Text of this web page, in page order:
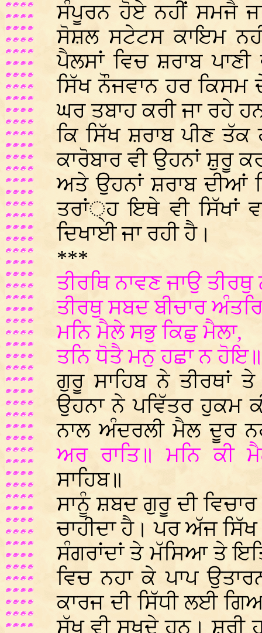
ਸੰਪੂਰਨ ਹੋਏ ਨਹੀਂ ਸਮਜੈ
ਸੋਸ਼ਲ ਸਟੇਟਸ ਕਾਇਮ
ਪੈਲਸਾਂ ਵਿਚ ਸ਼ਰਾਬ
ਸਿੱਖ ਨੌਜਵਾਨ ਹਰ
ਘਰ ਤਬਾਹ ਕਰੀ ਜਾ ਰਹੇ
ਕਿ ਸਿੱਖ ਸ਼ਰਾਬ ਪੀਣ
ਕਾਰੋਬਾਰ ਵੀ ਉਹਨਾਂ ਸ਼ੁਰੂ
ਅਤੇ ਉਹਨਾਂ ਸ਼ਰਾਬ ਦੀਆਂ
ਤਰਾਂ੍ਹ ਇਥੇ ਵੀ ਸਿੱਖਾਂ
ਦਿਖਾਈ ਜਾ ਰਹੀ ਹੈ।
***
ਤੀਰਥਿ ਨਾਵਣ ਜਾਉ ਤੀਰਥੁ
ਤੀਰਥੁ ਸਬਦ ਬੀਚਾਰ
ਮਨਿ ਮੈਲੇ ਸਭੁ ਕਿਛੁ ਮੈਲਾ,
ਤਨਿ ਧੋਤੈ ਮਨੁ ਹਛਾ ਨ
ਗੁਰੂ ਸਾਹਿਬ ਨੇ ਤੀਰਥਾਂ
ਉਹਨਾ ਨੇ ਪਵਿੱਤਰ ਹੁਕਮ
ਨਾਲ ਅੰਦਰਲੀ ਮੈਲ ਦੂਰ
ਅਰ ਰਾਤਿ॥ ਮਨਿ ਕੀ
ਸਾਹਿਬ॥
ਸਾਨੂੰ ਸ਼ਬਦ ਗੁਰੂ ਦੀ
ਚਾਹੀਦਾ ਹੈ। ਪਰ ਅੱਜ
ਸੰਗਰਾਂਦਾਂ ਤੇ ਮੱਸਿਆ ਤੇ
ਵਿਚ ਨਹਾ ਕੇ ਪਾਪ
ਕਾਰਜ ਦੀ ਸਿੱਧੀ ਲਈ
ਸੁੱਖ ਵੀ ਸੁਖਦੇ ਹਨ। ਸ਼੍ਰੀ